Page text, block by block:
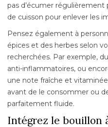
pas d’écumer
de cuisson pour enlever les
Pensez également à
épices et des herbes selon
recherchées. Par exemple,
anti-inflammatoires, ou
une note fraîche et
avant de le consommer ou
parfaitement fluide.
Intégrez le bouillon